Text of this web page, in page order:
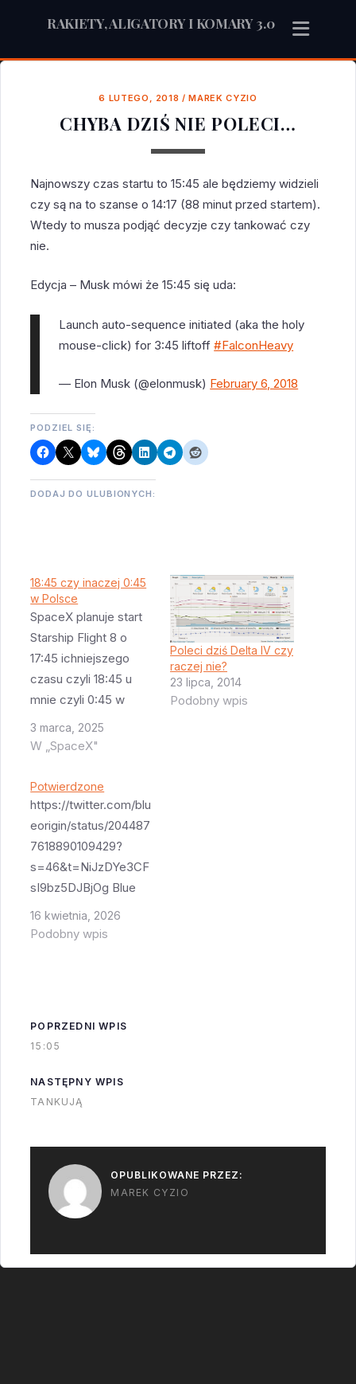
RAKIETY, ALIGATORY I KOMARY 3.0
6 LUTEGO, 2018 /MAREK CYZIO
CHYBA DZIŚ NIE POLECI…
Najnowszy czas startu to 15:45 ale będziemy widzieli
czy są na to szanse o 14:17 (88 minut przed startem).
Wtedy to musza podjąć decyzje czy tankować czy
nie.
Edycja – Musk mówi że 15:45 się uda:
Launch auto-sequence initiated (aka the holy
mouse-click) for 3:45 liftoff#FalconHeavy
— Elon Musk (@elonmusk) February 6, 2018
PODZIEL SIĘ:
DODAJ DO ULUBIONYCH:
18:45 czy inaczej 0:45
w Polsce
SpaceX planuje start
Starship Flight 8 o
17:45 ichniejszego
czasu czyli 18:45 u
mnie czyli 0:45 w
Polsce. Spodziewam
się że większość
spać bo przecież jutro
praca. W związku z
czym dziś mniej
aktualizacji na żywo a
po prostu napiszę co
moim zdaniem wyszło
3 marca, 2025
W „SpaceX"
Poleci dziś Delta IV czy
raczej nie?
23 lipca, 2014
Podobny wpis
Potwierdzone
https://twitter.com/blu
eorigin/status/204487
7618890109429?
s=46&t=NiJzDYe3CF
sI9bz5DJBjOg Blue
Origin przynajmniej
jakieś bardziej
Ciekawe czy dadzą
rady wszystko
niedzieli czy się o 1-2
16 kwietnia, 2026
Podobny wpis
POPRZEDNI WPIS
15:05
NASTĘPNY WPIS
TANKUJĄ
OPUBLIKOWANE PRZEZ:
MAREK CYZIO